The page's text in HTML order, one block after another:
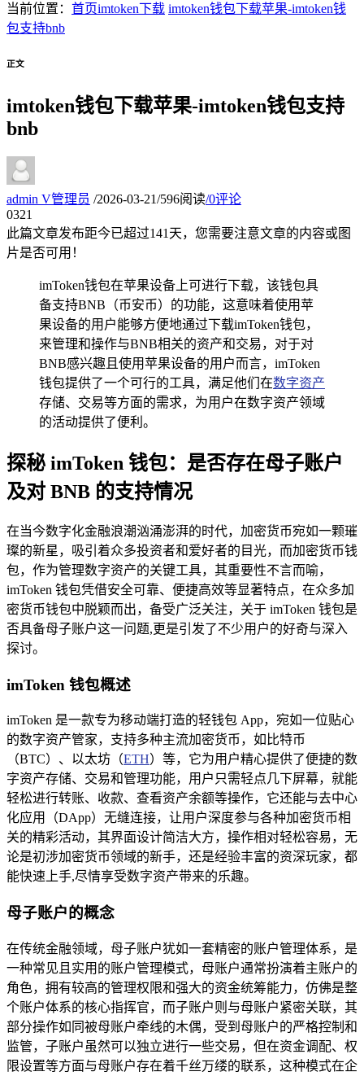
当前位置： 首页imtoken下载 imtoken钱包下载苹果-imtoken钱
包支持bnb
正文
imtoken钱包下载苹果-imtoken钱包支持
bnb
admin V管理员 /2026-03-21/596阅读/0评论
0321
此篇文章发布距今已超过141 天，您需要注意文章的内容或图
片是否可用！
imToken钱包在苹果设备上可进行下载，该钱包具
备支持BNB（币安币）的功能，这意味着使用苹
果设备的用户能够方便地通过下载imToken钱包，
来管理和操作与BNB相关的资产和交易，对于对
BNB感兴趣且使用苹果设备的用户而言，imToken
钱包提供了一个可行的工具，满足他们在数字资产
存储、交易等方面的需求，为用户在数字资产领域
的活动提供了便利。
探秘 imToken 钱包：是否存在母子账户
及对 BNB 的支持情况
在当今数字化金融浪潮汹涌澎湃的时代，加密货币宛如一颗璀
璨的新星，吸引着众多投资者和爱好者的目光，而加密货币钱
包，作为管理数字资产的关键工具，其重要性不言而喻，
imToken 钱包凭借安全可靠、便捷高效等显著特点，在众多加
密货币钱包中脱颖而出，备受广泛关注，关于 imToken 钱包是
否具备母子账户这一问题,更是引发了不少用户的好奇与深入
探讨。
imToken 钱包概述
imToken 是一款专为移动端打造的轻钱包 App，宛如一位贴心
的数字资产管家，支持多种主流加密货币，如比特币
（BTC）、以太坊（ETH）等，它为用户精心提供了便捷的数
字资产存储、交易和管理功能，用户只需轻点几下屏幕，就能
轻松进行转账、收款、查看资产余额等操作，它还能与去中心
化应用（DApp）无缝连接，让用户深度参与各种加密货币相
关的精彩活动，其界面设计简洁大方，操作相对轻松容易，无
论是初涉加密货币领域的新手，还是经验丰富的资深玩家，都
能快速上手,尽情享受数字资产带来的乐趣。
母子账户的概念
在传统金融领域，母子账户犹如一套精密的账户管理体系，是
一种常见且实用的账户管理模式，母账户通常扮演着主账户的
角色，拥有较高的管理权限和强大的资金统筹能力，仿佛是整
个账户体系的核心指挥官，而子账户则与母账户紧密关联，其
部分操作如同被母账户牵线的木偶，受到母账户的严格控制和
监管，子账户虽然可以独立进行一些交易，但在资金调配、权
限设置等方面与母账户存在着千丝万缕的联系，这种模式在企